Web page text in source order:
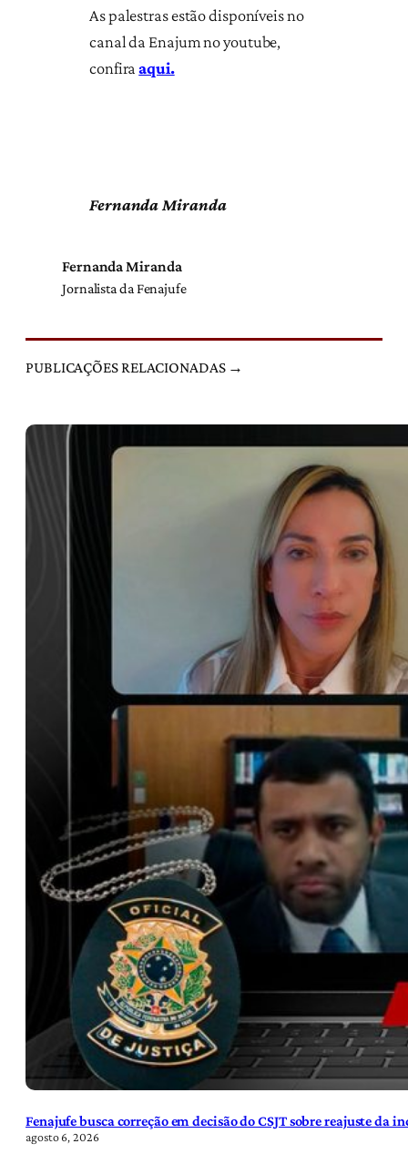
As palestras estão disponíveis no
canal da Enajum no youtube,
confiraaqui.
Fernanda Miranda
Fernanda Miranda
Jornalista da Fenajufe
PUBLICAÇÕES RELACIONADAS →
Fenajufe busca correção em decisão do CSJT sobre reajuste da
agosto 6, 2026